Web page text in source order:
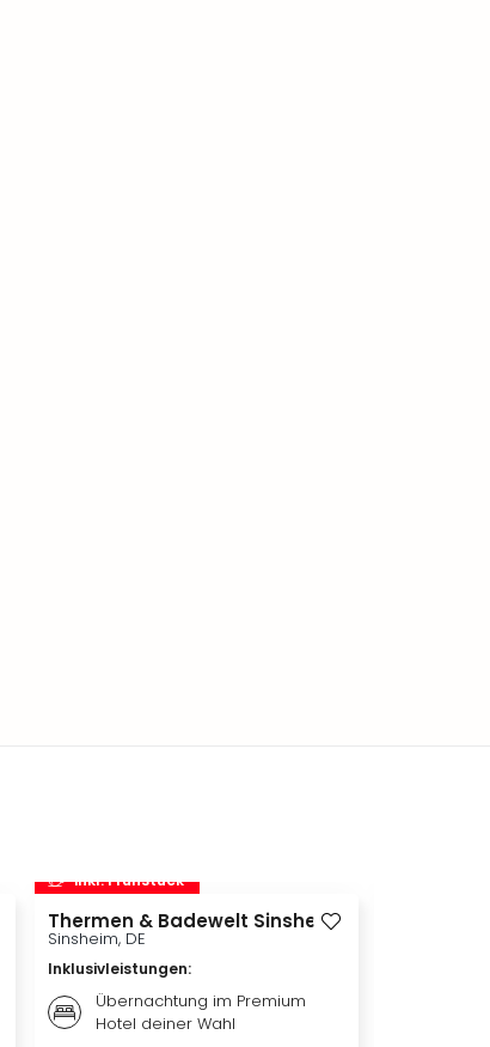
inkl. Frühstück
Thermen & Badewelt Sinsheim
Sinsheim, DE
Inklusivleistungen:
Übernachtung im Premium
Hotel deiner Wahl